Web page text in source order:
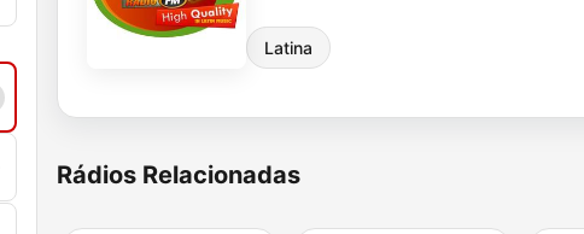
Latina
Rádios Relacionadas